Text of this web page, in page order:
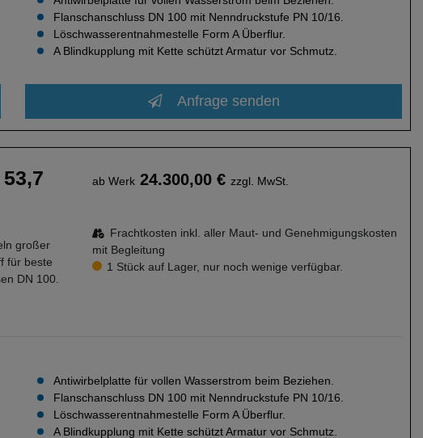
Flanschanschluss DN 100 mit Nenndruckstufe PN 10/16.
Löschwasserentnahmestelle Form A Überflur.
A Blindkupplung mit Kette schützt Armatur vor Schmutz.
Anfrage senden
großer
für beste
DN 100.
ab Werk24.300,00 € zzgl. MwSt.
Frachtkosten inkl. aller Maut- und Genehmigungskosten
mit Begleitung
1 Stück auf Lager, nur noch wenige verfügbar.
Antiwirbelplatte für vollen Wasserstrom beim Beziehen.
Flanschanschluss DN 100 mit Nenndruckstufe PN 10/16.
Löschwasserentnahmestelle Form A Überflur.
A Blindkupplung mit Kette schützt Armatur vor Schmutz.